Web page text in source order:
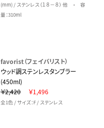
(mm) / ステンレス（１８－８） 他 ・ 容
量：310ml
favorist（フェイバリスト）
ウッド調ステンレスタンブラー
(450ml)
￥2,420
￥1,496
全1色 / サイズ：F / ステンレス